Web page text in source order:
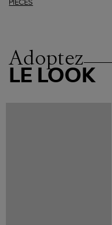
PIECES
Adoptez
LE LOOK